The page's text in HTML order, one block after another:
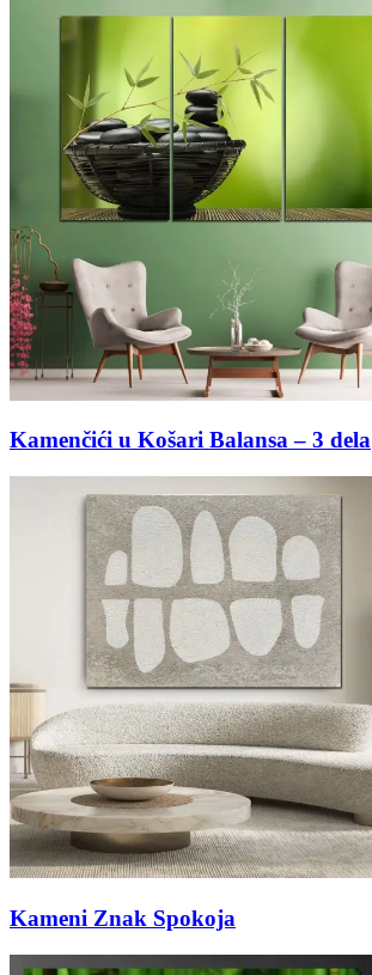
Kamenčići u Košari Balansa – 3 dela
Kameni Znak Spokoja